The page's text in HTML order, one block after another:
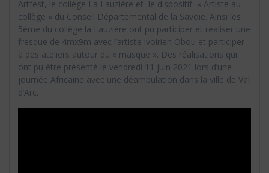
Artfest, le collège La Lauzière et le dispositif « Artiste au
collège » du Conseil Départemental de la Savoie. Ainsi les
5ème du collège la Lauzière ont pu participer et réaliser une
fresque de 4mx9m avec l’artiste ivoirien Obou et participer
à des ateliers autour du « masque ». Des réalisations qui
ont pu être présenté le vendredi 11 juin 2021 lors d’une
journée Africaine avec une déambulation dans la ville de Val
d’Arc.